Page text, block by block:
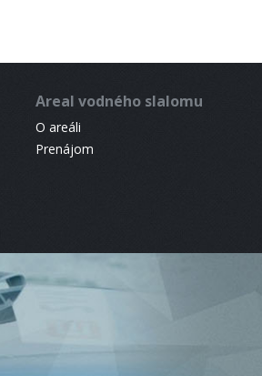
Areal vodného slalomu
O areáli
Prenájom